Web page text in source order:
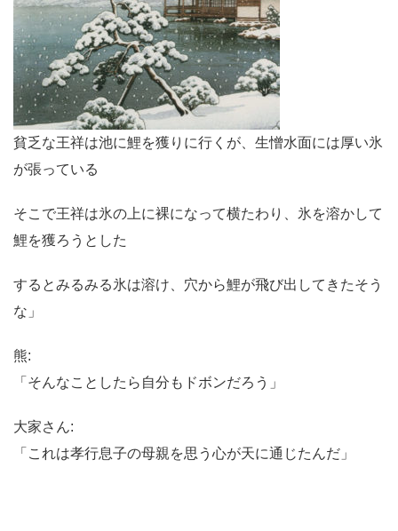
貧乏な王祥は池に鯉を獲りに行くが、生憎水面には厚い氷
が張っている
そこで王祥は氷の上に裸になって横たわり、氷を溶かして
鯉を獲ろうとした
するとみるみる氷は溶け、穴から鯉が飛び出してきたそう
な」
熊:
「そんなことしたら自分もドボンだろう」
大家さん:
「これは孝行息子の母親を思う心が天に通じたんだ」